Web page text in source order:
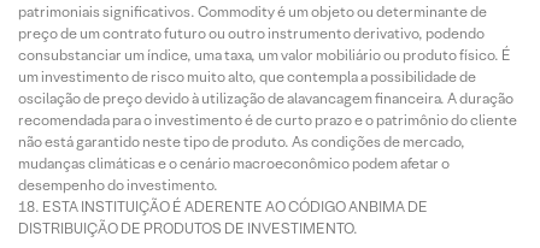
patrimoniais significativos. Commodity é um objeto ou determinante de
preço de um contrato futuro ou outro instrumento derivativo, podendo
consubstanciar um índice, uma taxa, um valor mobiliário ou produto físico. É
um investimento de risco muito alto, que contempla a possibilidade de
oscilação de preço devido à utilização de alavancagem financeira. A duração
recomendada para o investimento é de curto prazo e o patrimônio do cliente
não está garantido neste tipo de produto. As condições de mercado,
mudanças climáticas e o cenário macroeconômico podem afetar o
desempenho do investimento.
ESTA INSTITUIÇÃO É ADERENTE AO CÓDIGO ANBIMA DE
DISTRIBUIÇÃO DE PRODUTOS DE INVESTIMENTO.